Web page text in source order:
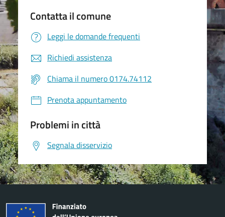
Contatta il comune
Leggi le domande frequenti
Richiedi assistenza
Chiama il numero 0174.74112
Prenota appuntamento
Problemi in città
Segnala disservizio